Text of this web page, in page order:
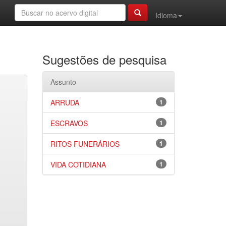
Idioma
Sugestões de pesquisa
Assunto
1
ARRUDA
1
ESCRAVOS
1
RITOS FUNERÁRIOS
1
VIDA COTIDIANA